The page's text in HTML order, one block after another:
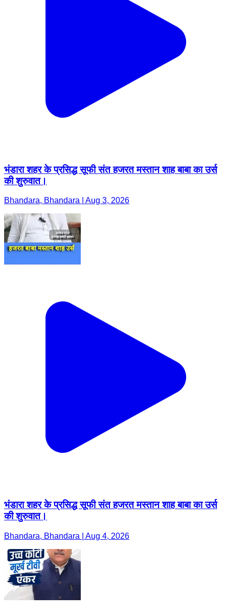
भंडारा शहर के प्रसिद्ध सूफी संत हजरत मस्तान शाह बाबा का उर्स
की शुरुवात।
Bhandara, Bhandara | Aug 3, 2026
भंडारा शहर के प्रसिद्ध सूफी संत हजरत मस्तान शाह बाबा का उर्स
की शुरुवात।
Bhandara, Bhandara | Aug 4, 2026